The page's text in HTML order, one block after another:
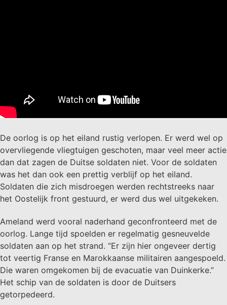
De oorlog is op het eiland rustig verlopen. Er werd wel op
overvliegende vliegtuigen geschoten, maar veel meer actie
dan dat zagen de Duitse soldaten niet. Voor de soldaten
was het dan ook een prettig verblijf op het eiland.
Soldaten die zich misdroegen werden rechtstreeks naar
het Oostelijk front gestuurd, er werd dus wel uitgekeken.
Ameland werd vooral naderhand geconfronteerd met de
oorlog. Lange tijd spoelden er regelmatig gesneuvelde
soldaten aan op het strand. “Er zijn hier ongeveer dertig
tot veertig Franse en Marokkaanse militairen aangespoeld.
Die waren omgekomen bij de evacuatie van Duinkerke.”
Het schip van de soldaten is door de Duitsers
getorpedeerd.